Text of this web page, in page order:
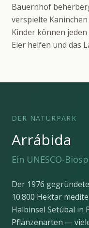
Bauernhof
verspielte
Kinder können
Eier helfen und das
DER NATURPARK
Arrábida
Ein UNESCO-
Der 1976
10.800 Hektar
Halbinsel Setúbal in
Pflanzenarten —